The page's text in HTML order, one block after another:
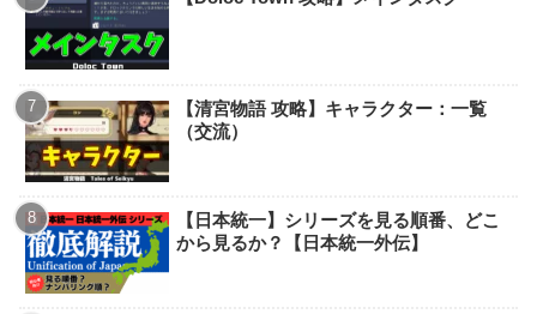
【清宮物語 攻略】キャラクター：一覧
（交流）
【日本統一】シリーズを見る順番、どこ
から見るか？【日本統一外伝】